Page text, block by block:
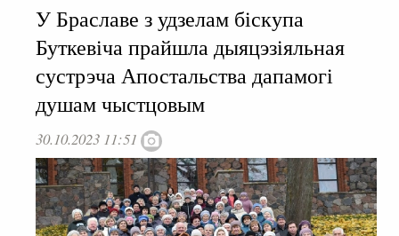
У Браславе з удзелам біскупа
Буткевіча прайшла дыяцэзіяльная
сустрэча Апостальства дапамогі
душам чыстцовым
30.10.2023 11:51